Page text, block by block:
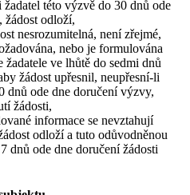
této výzvě do 30 dnů ode
žádost odloží,
nesrozumitelná, není zřejmé,
nebo je formulována
ve lhůtě do sedmi dnů
žádost upřesnil, neupřesní-li
dnů ode dne doručení výzvy,
žádosti,
informace se nevztahují
odloží a tuto odůvodněnou
dnů ode dne doručení žádosti